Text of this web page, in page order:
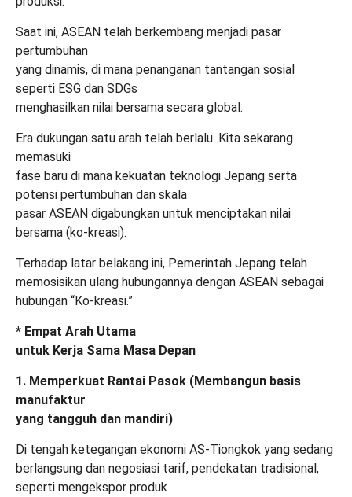
Saat ini, ASEAN telah berkembang menjadi pasar
pertumbuhan
yang dinamis, di mana penanganan tantangan sosial
seperti ESG dan SDGs
menghasilkan nilai bersama secara global.
Era dukungan satu arah telah berlalu. Kita sekarang
memasuki
fase baru di mana kekuatan teknologi Jepang serta
potensi pertumbuhan dan skala
pasar ASEAN digabungkan untuk menciptakan nilai
bersama (ko-kreasi).
Terhadap latar belakang ini, Pemerintah Jepang telah
memosisikan ulang hubungannya dengan ASEAN sebagai
hubungan “Ko-kreasi.”
* Empat Arah Utama
untuk Kerja Sama Masa Depan
1. Memperkuat Rantai Pasok (Membangun basis
manufaktur
yang tangguh dan mandiri)
Di tengah ketegangan ekonomi AS-Tiongkok yang sedang
berlangsung dan negosiasi tarif, pendekatan tradisional,
seperti mengekspor produk